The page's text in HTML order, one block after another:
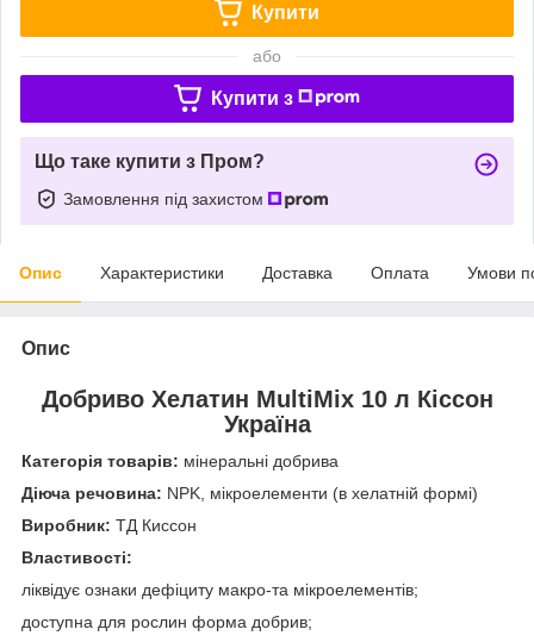
Купити
або
Купити з
Що таке купити з Пром?
Замовлення під захистом
Опис Характеристики Доставка Оплата Умови
Опис
Добриво Хелатин MultiMix 10 л Кіссон
Україна
Категорія товарів: мінеральні добрива
Діюча речовина: NPK, мікроелементи (в хелатній формі)
Виробник: ТД Киссон
Властивості:
ліквідує ознаки дефіциту макро-та мікроелементів;
доступна для рослин форма добрив;